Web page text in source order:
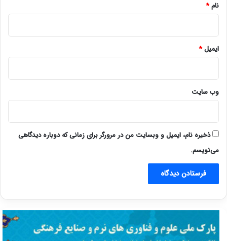
نام*
ایمیل*
وب‌ سایت
ذخیره نام، ایمیل و وبسایت من در مرورگر برای زمانی که دوباره دیدگاهی
می‌نویسم.